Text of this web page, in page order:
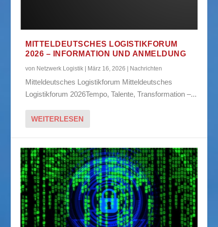
MITTELDEUTSCHES LOGISTIKFORUM
2026 – INFORMATION UND ANMELDUNG
von Netzwerk Logistik März 16, 2026 Nachrichten
Mitteldeutsches Logistikforum Mitteldeutsches
Logistikforum 2026Tempo, Talente, Transformation –...
WEITERLESEN